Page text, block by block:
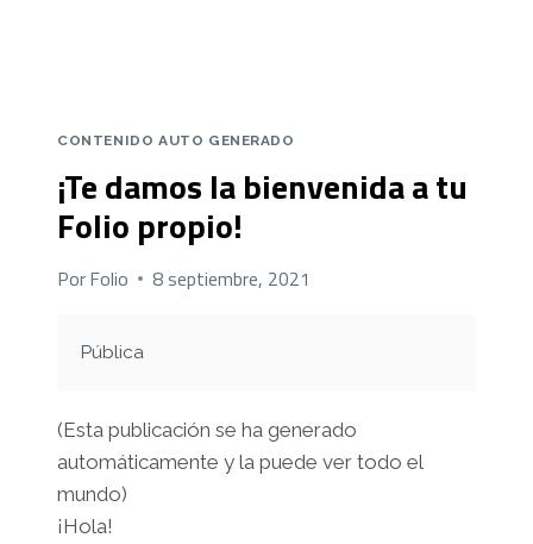
CONTENIDO AUTO GENERADO
¡Te damos la bienvenida a tu
Folio propio!
PorFolio 8 septiembre, 2021
Pública
(Esta publicación se ha generado
automáticamente y la puede ver todo el
mundo)
¡Hola!